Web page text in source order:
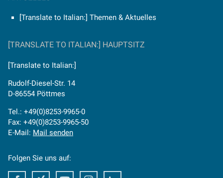
[Translate to Italian:] Themen & Aktuelles
[TRANSLATE TO ITALIAN:] HAUPTSITZ
[Translate to Italian:]
Rudolf-Diesel-Str. 14
D-86554 Pöttmes
Tel.: +49(0)8253-9965-0
Fax: +49(0)8253-9965-50
E-Mail: Mail senden
Folgen Sie uns auf:
FacebookFacebookYoutube Instagram